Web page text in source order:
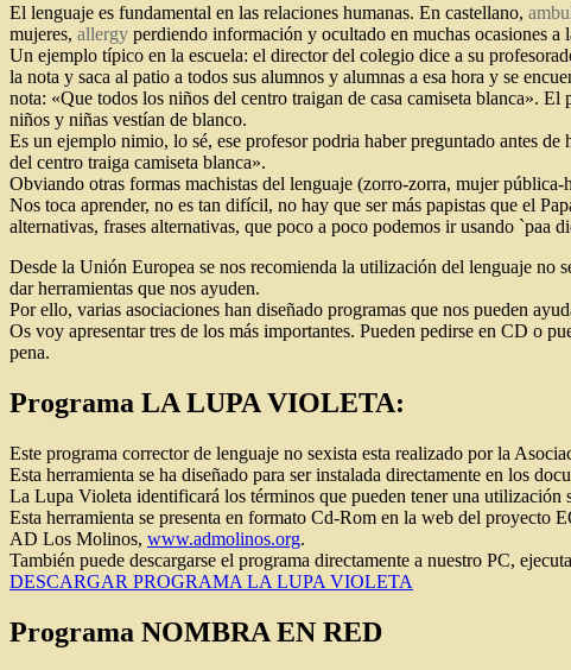
El lenguaje es fundamental en las relaciones humanas. En castellano,
mujeres, allergy perdiendo información y ocultado en muchas ocasiones a
Un ejemplo típico en la escuela: el director del colegio dice a su
la nota y saca al patio a todos sus alumnos y alumnas a esa hora y se
nota: «Que todos los niños del centro traigan de casa camiseta blanca».
niños y niñas vestían de blanco.
Es un ejemplo nimio, lo sé, ese profesor podria haber preguntado antes
del centro traiga camiseta blanca».
Obviando otras formas machistas del lenguaje (zorro-zorra, mujer
Nos toca aprender, no es tan difícil, no hay que ser más papistas que el
alternativas, frases alternativas, que poco a poco podemos ir usando
Desde la Unión Europea se nos recomienda la utilización del lenguaje no
dar herramientas que nos ayuden.
Por ello, varias asociaciones han diseñado programas que nos pueden
Os voy apresentar tres de los más importantes. Pueden pedirse en CD o
pena.
Programa LA LUPA VIOLETA:
Este programa corrector de lenguaje no sexista esta realizado por la
Esta herramienta se ha diseñado para ser instalada directamente en los
La Lupa Violeta identificará los términos que pueden tener una utilización
Esta herramienta se presenta en formato Cd-Rom en la web del proyecto
AD Los Molinos, www.admolinos.org.
También puede descargarse el programa directamente a nuestro PC,
DESCARGAR PROGRAMA LA LUPA VIOLETA
Programa NOMBRA EN RED